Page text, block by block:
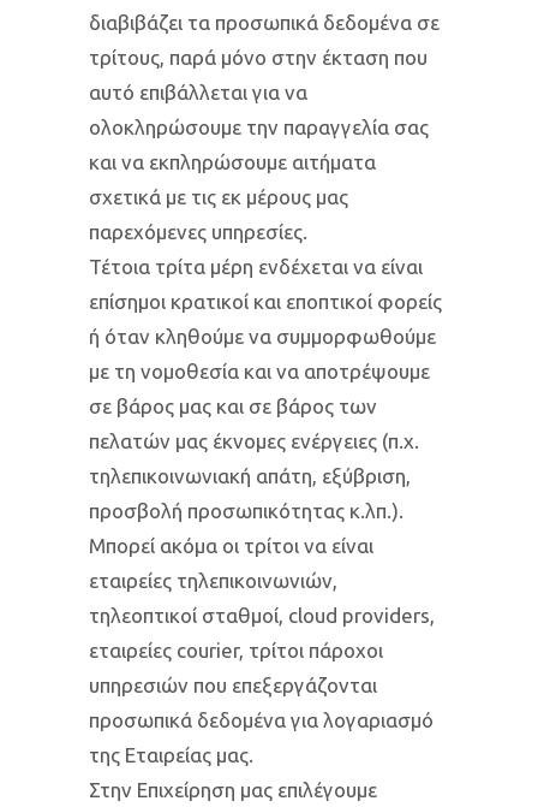
διαβιβάζει τα προσωπικά δεδομένα σε
τρίτους, παρά μόνο στην έκταση που
αυτό επιβάλλεται για να
ολοκληρώσουμε την παραγγελία σας
και να εκπληρώσουμε αιτήματα
σχετικά με τις εκ μέρους μας
παρεχόμενες υπηρεσίες.
Τέτοια τρίτα μέρη ενδέχεται να είναι
επίσημοι κρατικοί και εποπτικοί φορείς
ή όταν κληθούμε να συμμορφωθούμε
με τη νομοθεσία και να αποτρέψουμε
σε βάρος μας και σε βάρος των
πελατών μας έκνομες ενέργειες (π.χ.
τηλεπικοινωνιακή απάτη, εξύβριση,
προσβολή προσωπικότητας κ.λπ.).
Μπορεί ακόμα οι τρίτοι να είναι
εταιρείες τηλεπικοινωνιών,
τηλεοπτικοί σταθμοί, cloud providers,
εταιρείες courier, τρίτοι πάροχοι
υπηρεσιών που επεξεργάζονται
προσωπικά δεδομένα για λογαριασμό
της Εταιρείας μας.
Στην Επιχείρηση μας επιλέγουμε